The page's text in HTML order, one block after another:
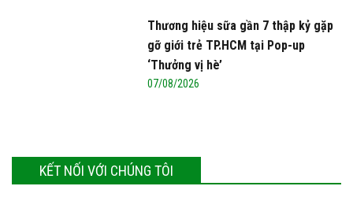
Thương hiệu sữa gần 7 thập kỷ gặp
gỡ giới trẻ TP.HCM tại Pop-up
‘Thưởng vị hè’
07/08/2026
KẾT NỐI VỚI CHÚNG TÔI